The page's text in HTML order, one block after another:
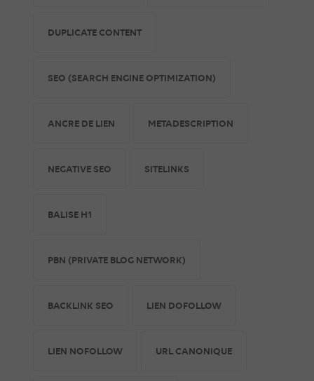
DUPLICATE CONTENT
SEO (SEARCH ENGINE OPTIMIZATION)
ANCRE DE LIEN METADESCRIPTION
NEGATIVE SEO SITELINKS
BALISE H1
PBN (PRIVATE BLOG NETWORK)
BACKLINK SEO LIEN DOFOLLOW
LIEN NOFOLLOW URL CANONIQUE